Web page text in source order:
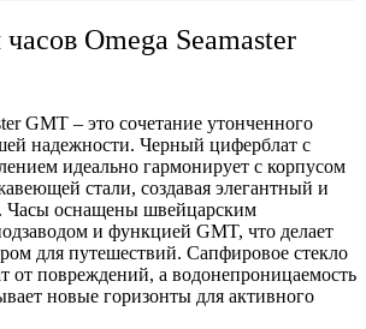
Omega Seamaster
GMT – это сочетание утонченного
надежности. Черный циферблат с
идеально гармонирует с корпусом
стали, создавая элегантный и
Часы оснащены швейцарским
и функцией GMT, что делает
для путешествий. Сапфировое стекло
от повреждений, а водонепроницаемость
новые горизонты для активного